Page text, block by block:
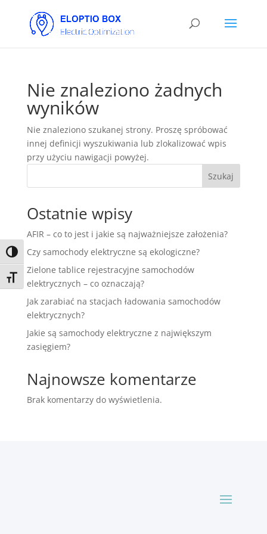
Toggle High Contrast
Toggle Font size
Nie znaleziono żadnych
wyników
Nie znaleziono szukanej strony. Proszę spróbować
innej definicji wyszukiwania lub zlokalizować wpis
przy użyciu nawigacji powyżej.
Szukaj
Ostatnie wpisy
AFIR – co to jest i jakie są najważniejsze założenia?
Czy samochody elektryczne są ekologiczne?
Zielone tablice rejestracyjne samochodów
elektrycznych – co oznaczają?
Jak zarabiać na stacjach ładowania samochodów
elektrycznych?
Jakie są samochody elektryczne z największym
zasięgiem?
Najnowsze komentarze
Brak komentarzy do wyświetlenia.